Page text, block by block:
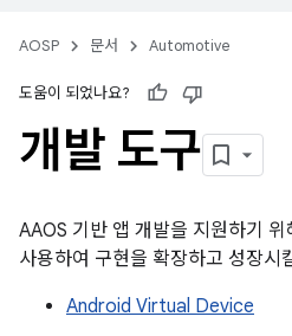
AOSP 문서 Automotive
도움이 되었나요?
개발 도구
AAOS 기반 앱 개발을 지원하기
사용하여 구현을 확장하고 성장시
Android Virtual Device